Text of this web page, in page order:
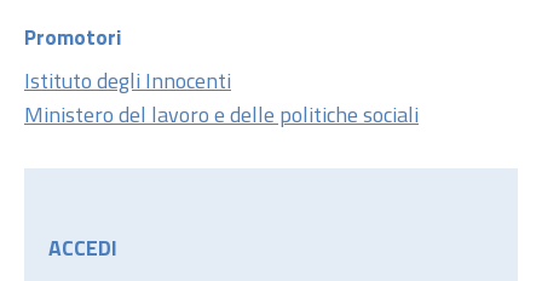
Promotori
Istituto degli Innocenti
Ministero del lavoro e delle politiche sociali
ACCEDI